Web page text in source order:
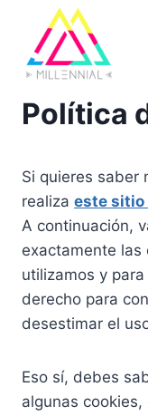
contenido
Política
Si quieres saber
realiza este sitio
A continuación,
exactamente las
utilizamos y
derecho para
desestimar el
Eso sí, debes
algunas